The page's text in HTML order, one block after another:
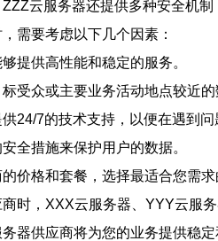
云服务器还提供多种安全机制
需要考虑以下几个因素：
提供高性能和稳定的服务。
受众或主要业务活动地点较近
24/7的技术支持，以便在遇到问
全措施来保护用户的数据。
价格和套餐，选择最适合您需求
时，XXX云服务器、YYY云服
器供应商将为您的业务提供稳定